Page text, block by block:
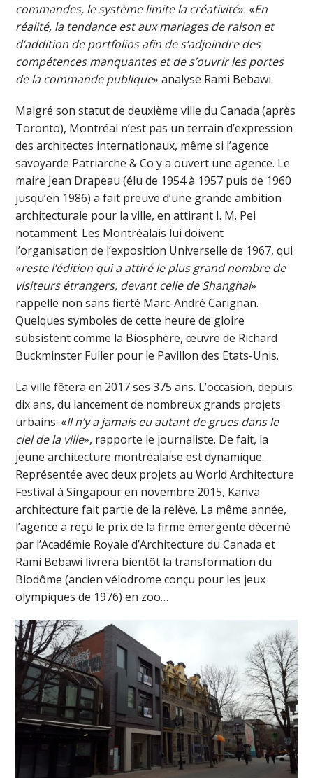
commandes, le système limite la créativité». «En
réalité, la tendance est aux mariages de raison et
d’addition de portfolios afin de s’adjoindre des
compétences manquantes et de s’ouvrir les portes
de la commande publique» analyse Rami Bebawi.
Malgré son statut de deuxième ville du Canada (après
Toronto), Montréal n’est pas un terrain d’expression
des architectes internationaux, même si l’agence
savoyarde Patriarche & Co y a ouvert une agence. Le
maire Jean Drapeau (élu de 1954 à 1957 puis de 1960
jusqu’en 1986) a fait preuve d’une grande ambition
architecturale pour la ville, en attirant I. M. Pei
notamment. Les Montréalais lui doivent
l’organisation de l’exposition Universelle de 1967, qui
«reste l’édition qui a attiré le plus grand nombre de
visiteurs étrangers, devant celle de Shanghai»
rappelle non sans fierté Marc-André Carignan.
Quelques symboles de cette heure de gloire
subsistent comme la Biosphère, œuvre de Richard
Buckminster Fuller pour le Pavillon des Etats-Unis.
La ville fêtera en 2017 ses 375 ans. L’occasion, depuis
dix ans, du lancement de nombreux grands projets
urbains. «Il n’y a jamais eu autant de grues dans le
ciel de la ville», rapporte le journaliste. De fait, la
jeune architecture montréalaise est dynamique.
Représentée avec deux projets au World Architecture
Festival à Singapour en novembre 2015, Kanva
architecture fait partie de la relève. La même année,
l’agence a reçu le prix de la firme émergente décerné
par l’Académie Royale d’Architecture du Canada et
Rami Bebawi livrera bientôt la transformation du
Biodôme (ancien vélodrome conçu pour les jeux
olympiques de 1976) en zoo…